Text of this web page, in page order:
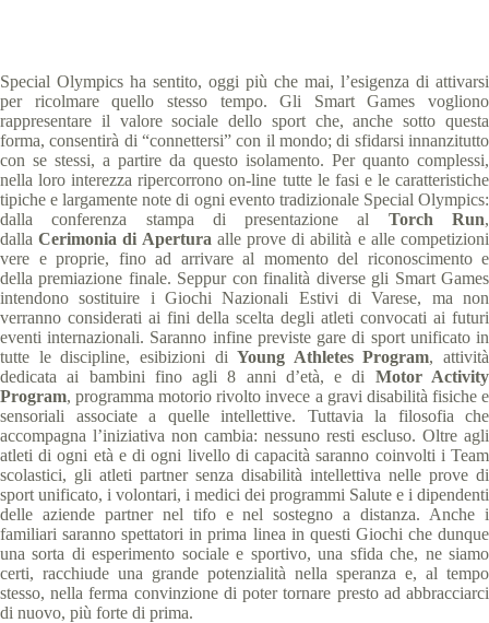
Special Olympics ha sentito, oggi più che mai, l’esigenza di attivarsi
per ricolmare quello stesso tempo. Gli Smart Games vogliono
rappresentare il valore sociale dello sport che, anche sotto questa
forma, consentirà di “connettersi” con il mondo; di sfidarsi innanzitutto
con se stessi, a partire da questo isolamento. Per quanto complessi,
nella loro interezza ripercorrono on-line tutte le fasi e le caratteristiche
tipiche e largamente note di ogni evento tradizionale Special Olympics:
dalla conferenza stampa di presentazione al Torch Run,
dallaCerimonia di Apertura alle prove di abilità e alle competizioni
vere e proprie, fino ad arrivare al momento del riconoscimento e
della premiazione finale. Seppur con finalità diverse gli Smart Games
intendono sostituire i Giochi Nazionali Estivi di Varese, ma non
verranno considerati ai fini della scelta degli atleti convocati ai futuri
eventi internazionali. Saranno infine previste gare di sport unificato in
tutte le discipline, esibizioni diYoung Athletes Program, attività
dedicata ai bambini fino agli 8 anni d’età, e di Motor Activity
Program, programma motorio rivolto invece a gravi disabilità fisiche e
sensoriali associate a quelle intellettive. Tuttavia la filosofia che
accompagna l’iniziativa non cambia: nessuno resti escluso. Oltre agli
atleti di ogni età e di ogni livello di capacità saranno coinvolti i Team
scolastici, gli atleti partner senza disabilità intellettiva nelle prove di
sport unificato, i volontari, i medici dei programmi Salute e i dipendenti
delle aziende partner nel tifo e nel sostegno a distanza. Anche i
familiari saranno spettatori in prima linea in questi Giochi che dunque
una sorta di esperimento sociale e sportivo, una sfida che, ne siamo
certi, racchiude una grande potenzialità nella speranza e, al tempo
stesso, nella ferma convinzione di poter tornare presto ad abbracciarci
di nuovo, più forte di prima.